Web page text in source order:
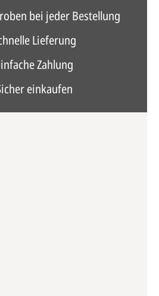
bei jeder Bestellung
Lieferung
Zahlung
einkaufen